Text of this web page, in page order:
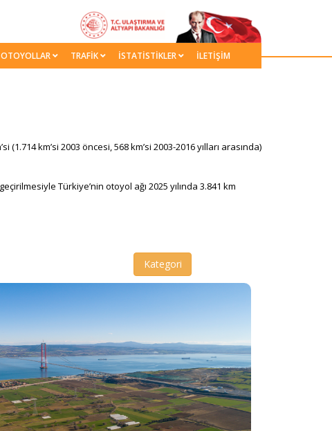
OTOYOLLAR TRAFİK İSTATİSTİKLER İLETİŞİM
(1.714 km’si 2003 öncesi, 568 km’si 2003-2016 yılları arasında)
Türkiye’nin otoyol ağı 2025 yılında 3.841​ km
Kategori